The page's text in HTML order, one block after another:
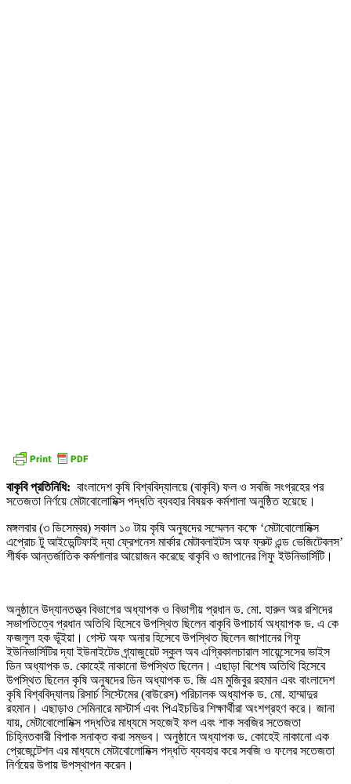
বাকৃবি প্রতিনিধি: বাংলাদেশ কৃষি বিশ্ববিদ্যালয়ে (বাকৃবি) ফল ও সবজি সংগ্রহের পর
সতেজতা নির্ণয়ে মেটাবোলোমিক্স পদ্ধতি ব্যবহার বিষয়ক কর্মশালা অনুষ্ঠিত হয়েছে।
মঙ্গলবার (৩ ডিসেম্বর) সকাল ১০ টায় কৃষি অনুষদের সম্মেলন কক্ষে ‘মেটাবোলোমিক্স
এপ্রোচ টু আইডেন্টিফাই দ্যা ফ্রেশনেস মার্কার মেটাবলাইটস অফ ফ্রুট এন্ড ভেজিটেবলস’
শীর্ষক আন্তর্জাতিক কর্মশালার আয়োজন করেছে বাকৃবি ও জাপানের গিফু ইউনিভার্সিটি।
অনুষ্ঠানে উদ্যানতত্ত্ব বিভাগের অধ্যাপক ও বিভাগীয় প্রধান ড. মো. হারুন অর রশিদের
সভাপতিত্বে প্রধান অতিথি হিসেবে উপস্থিত ছিলেন বাকৃবি উপাচার্য অধ্যাপক ড. এ কে
ফজলুল হক ভূঁইয়া। গেস্ট অফ অনার হিসেবে উপস্থিত ছিলেন জাপানের গিফু
ইউনিভার্সিটির দ্যা ইউনাইটেড গ্র্যাজুয়েট স্কুল অব এগ্রিকালচারাল সায়েন্সেসের ভাইস
ডিন অধ্যাপক ড. কোহেই নাকানো উপস্থিত ছিলেন। এছাড়া বিশেষ অতিথি হিসেবে
উপস্থিত ছিলেন কৃষি অনুষদের ডিন অধ্যাপক ড. জি এম মুজিবুর রহমান এবং বাংলাদেশ
কৃষি বিশ্ববিদ্যালয় রিসার্চ সিস্টেমের (বাউরেস) পরিচালক অধ্যাপক ড. মো. হাম্মাদুর
রহমান। এছাড়াও সেমিনারে মাস্টার্স এবং পিএইচডির শিক্ষার্থীরা অংশগ্রহণ করে। জানা
যায়, মেটাবোলোমিক্স পদ্ধতির মাধ্যমে সহজেই ফল এবং শাক সবজির সতেজতা
চিহ্নিতকারী বিপাক সনাক্ত করা সম্ভব। অনুষ্ঠানে অধ্যাপক ড. কোহেই নাকানো এক
প্রেজেন্টেশন এর মাধ্যমে মেটাবোলোমিক্স পদ্ধতি ব্যবহার করে সবজি ও ফলের সতেজতা
নির্ণয়ের উপায় উপস্থাপন করেন।